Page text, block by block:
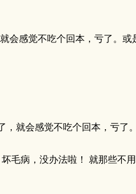
感觉不吃个回本，亏了。
就会感觉不吃个回本，亏了
毛病，没办法啦！ 就那些